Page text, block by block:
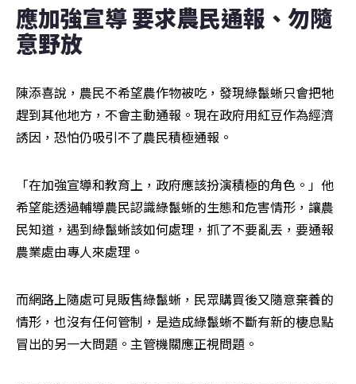
應加強宣導 要求農民通報、勿隨
意野放
陳添喜說，農民不希望農作物被吃，發現綠鬣蜥只會把牠
趕到其他地方，不會主動通報。現在政府用紅豆作為經濟
誘因，恐怕仍吸引不了農民積極通報。
「在加強宣導和教育上，政府應該扮演積極的角色。」他
希望能透過輔導農民認識綠鬣蜥的生態和危害情形，讓農
民知道，遇到綠鬣蜥該如何處理，抓了不要亂丟，要通報
農業處由專人來處理。
而網路上隨處可見販售綠鬣蜥，民眾購買後又隨意棄養的
情形，也沒有任何管制，是造成綠鬣蜥不斷有新的棲息點
冒出的另一大問題。主管機關應正視問題。